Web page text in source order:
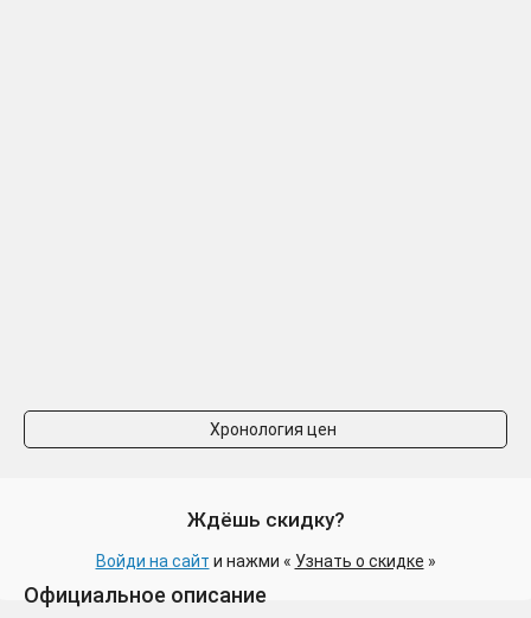
Хронология цен
Ждёшь скидку?
Войди на сайт и нажми « Узнать о скидке »
Официальное описание